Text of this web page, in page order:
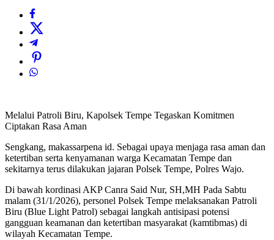
Melalui Patroli Biru, Kapolsek Tempe Tegaskan Komitmen
Ciptakan Rasa Aman
Sengkang, makassarpena id. Sebagai upaya menjaga rasa aman dan
ketertiban serta kenyamanan warga Kecamatan Tempe dan
sekitarnya terus dilakukan jajaran Polsek Tempe, Polres Wajo.
Di bawah kordinasi AKP Canra Said Nur, SH,MH Pada Sabtu
malam (31/1/2026), personel Polsek Tempe melaksanakan Patroli
Biru (Blue Light Patrol) sebagai langkah antisipasi potensi
gangguan keamanan dan ketertiban masyarakat (kamtibmas) di
wilayah Kecamatan Tempe.